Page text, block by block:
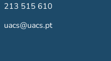
213 515 610
uacs@uacs.pt